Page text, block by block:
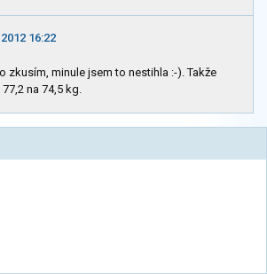
16:22
zkusím, minule jsem to nestihla :-). Takže
na 74,5 kg.